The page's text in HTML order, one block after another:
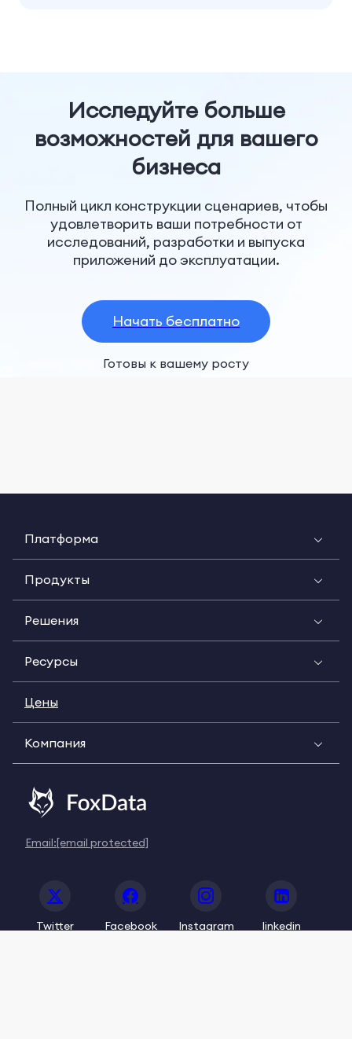
Исследуйте больше
возможностей для вашего
бизнеса
Полный цикл конструкции сценариев, чтобы
удовлетворить ваши потребности от
исследований, разработки и выпуска
приложений до эксплуатации.
Начать бесплатно
Готовы к вашему росту
Платформа
Продукты
Решения
Ресурсы
Цены
Компания
Email:[email protected]
Twitter Facebook Instagram linkedin